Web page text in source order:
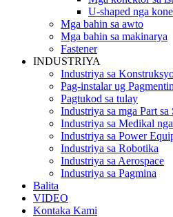
U-shaped nga
Mga bahin sa awto
Mga bahin sa makinarya
Fastener
INDUSTRIYA
Industriya sa
Pag-instalar ug
Pagtukod sa tulay
Industriya sa mga Part sa
Industriya sa Medikal
Industriya sa Power
Industriya sa Robotika
Industriya sa Aerospace
Industriya sa Pagmina
Balita
VIDEO
Kontaka Kami